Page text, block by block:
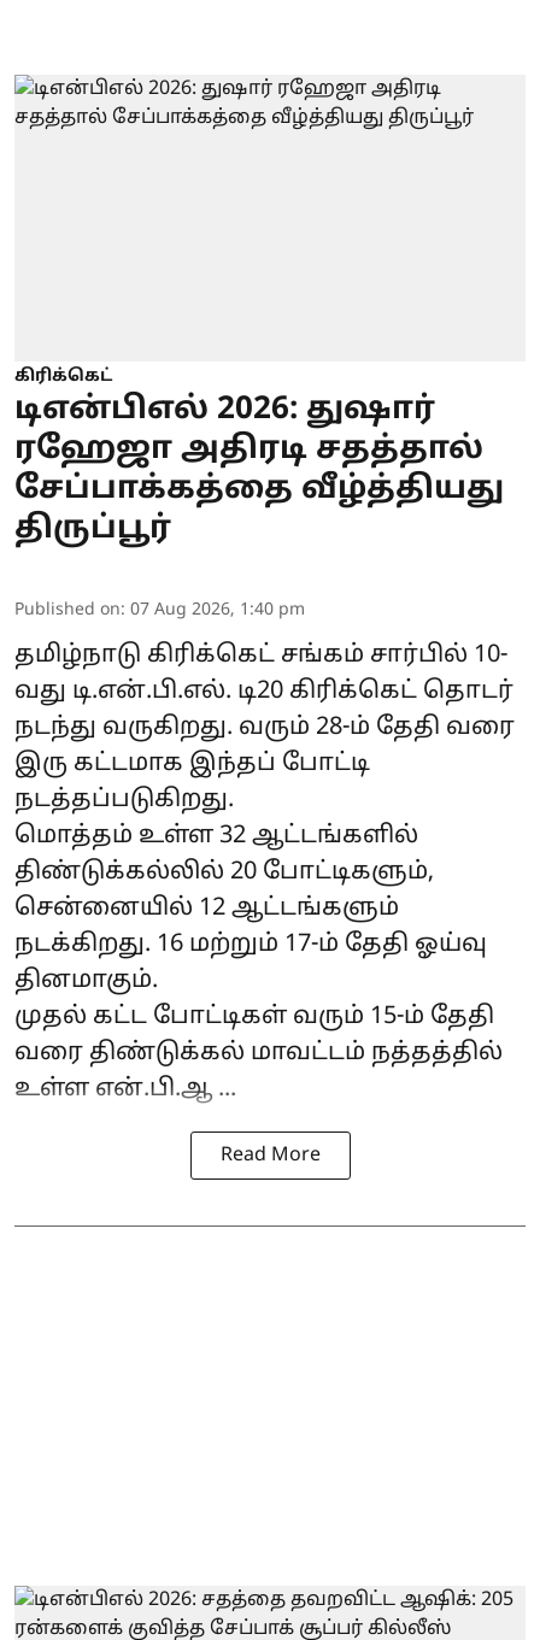
கிரிக்கெட்
டிஎன்பிஎல் 2026: துஷார்
ரஹேஜா அதிரடி சதத்தால்
சேப்பாக்கத்தை வீழ்த்தியது
திருப்பூர்
Published on: 07 Aug 2026, 1:40 pm
தமிழ்நாடு கிரிக்கெட் சங்கம் சார்பில் 10-
வது டி.என்.பி.எல். டி20 கிரிக்கெட் தொடர்
நடந்து வருகிறது. வரும் 28-ம் தேதி வரை
இரு கட்டமாக இந்தப் போட்டி
நடத்தப்படுகிறது.
மொத்தம் உள்ள 32 ஆட்டங்களில்
திண்டுக்கல்லில் 20 போட்டிகளும்,
சென்னையில் 12 ஆட்டங்களும்
நடக்கிறது. 16 மற்றும் 17-ம் தேதி ஓய்வு
தினமாகும்.
முதல் கட்ட போட்டிகள் வரும் 15-ம் தேதி
வரை திண்டுக்கல் மாவட்டம் நத்தத்தில்
உள்ள என்.பி.ஆ ...
Read More